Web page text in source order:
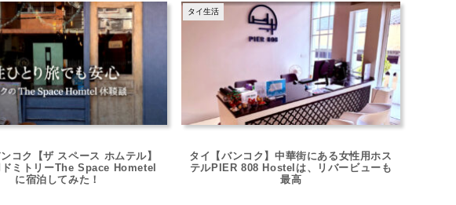
コク【ザ スペース ホムテル】
ミトリーThe Space Hometel
に宿泊してみた！
タイ生活
タイ【バンコク】中華街にある女性用ホス
テルPIER 808 Hostelは、リバービューも
最高